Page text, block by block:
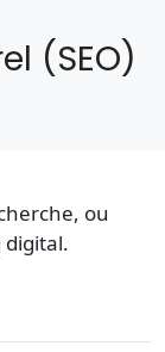
(SEO)
ou
digital.